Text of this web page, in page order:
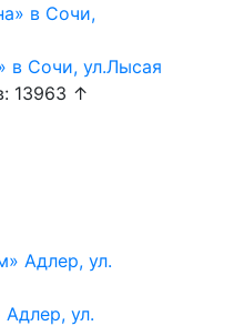
в Сочи, ул.Лысая
13963 ↑
ул.